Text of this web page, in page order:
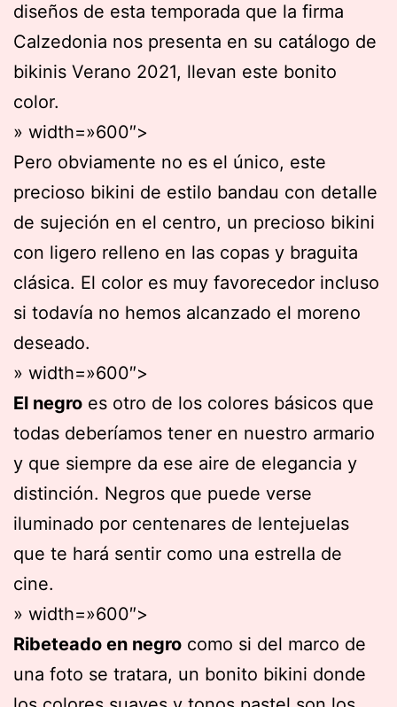
diseños de esta temporada que la firma
Calzedonia nos presenta en su catálogo de
bikinis Verano 2021, llevan este bonito
color.
» width=»600″>
Pero obviamente no es el único, este
precioso bikini de estilo bandau con detalle
de sujeción en el centro, un precioso bikini
con ligero relleno en las copas y braguita
clásica. El color es muy favorecedor incluso
si todavía no hemos alcanzado el moreno
deseado.
» width=»600″>
El negro es otro de los colores básicos que
todas deberíamos tener en nuestro armario
y que siempre da ese aire de elegancia y
distinción. Negros que puede verse
iluminado por centenares de lentejuelas
que te hará sentir como una estrella de
cine.
» width=»600″>
Ribeteado en negro como si del marco de
una foto se tratara, un bonito bikini donde